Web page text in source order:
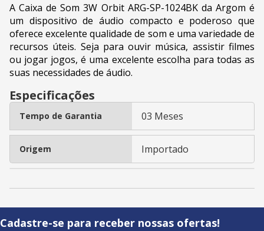
A Caixa de Som 3W Orbit ARG-SP-1024BK da Argom é
um dispositivo de áudio compacto e poderoso que
oferece excelente qualidade de som e uma variedade de
recursos úteis. Seja para ouvir música, assistir filmes
ou jogar jogos, é uma excelente escolha para todas as
suas necessidades de áudio.
Especificações
Tempo de Garantia 03 Meses
Origem Importado
Cadastre-se para receber nossas ofertas!